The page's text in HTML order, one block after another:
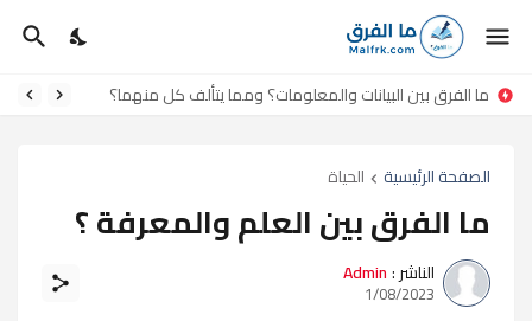
ما الفرق بين البيانات والمعلومات؟ ومما يتألف كل منهما؟
الصفحة الرئيسية الحياة
ما الفرق بين العلم والمعرفة ؟
الناشر :Admin
1/08/2023